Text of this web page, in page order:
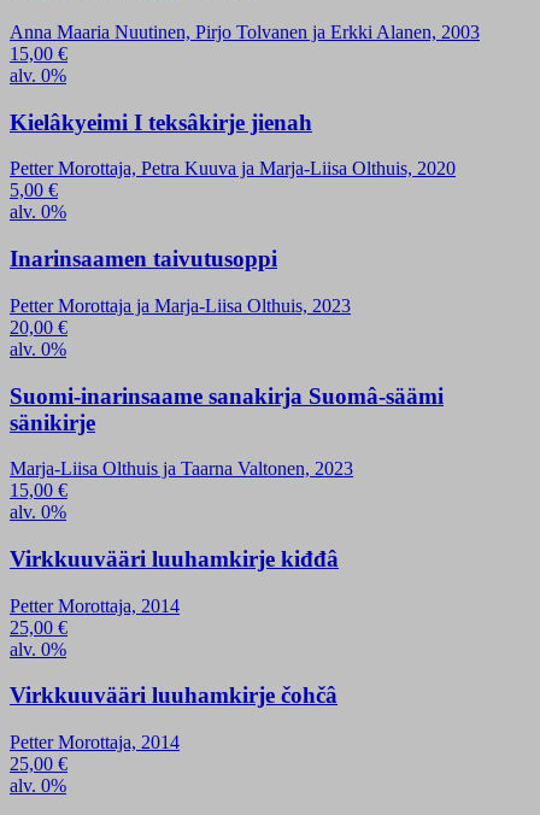
Anna Maaria Nuutinen, Pirjo Tolvanen ja Erkki Alanen, 2003
15,00 €
alv. 0%
Kielâkyeimi I teksâkirje jienah
Petter Morottaja, Petra Kuuva ja Marja-Liisa Olthuis, 2020
5,00 €
alv. 0%
Inarinsaamen taivutusoppi
Petter Morottaja ja Marja-Liisa Olthuis, 2023
20,00 €
alv. 0%
Suomi-inarinsaame sanakirja Suomâ-säämi
sänikirje
Marja-Liisa Olthuis ja Taarna Valtonen, 2023
15,00 €
alv. 0%
Virkkuuvääri luuhamkirje kiđđâ
Petter Morottaja, 2014
25,00 €
alv. 0%
Virkkuuvääri luuhamkirje čohčâ
Petter Morottaja, 2014
25,00 €
alv. 0%